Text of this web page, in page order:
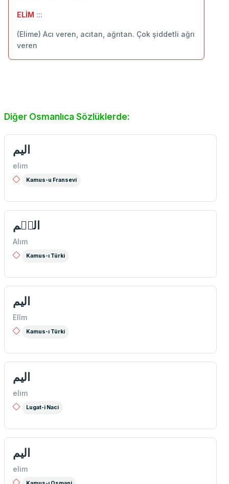
ELİM :::
(Elime) Acı veren, acıtan, ağrıtan. Çok şiddetli ağrı
veren
Diğer Osmanlıca Sözlüklerde:
اليم
elim
Kamus-u Fransevi
اليٖم
Alım
Kamus-ı Türki
اليم
Elîm
Kamus-ı Türki
اليم
elim
Lugat-i Naci
اليم
elim